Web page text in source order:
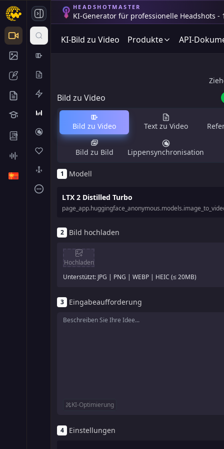
HEADSHOTMASTER
KI-Generator für professionelle Headshots -
KI-Bild zu Video Produkte API-
Bild zu Video
Bild zu Video Text zu Video
Bild zu Bild Lippensynchronisation
1 Modell
LTX 2 Distilled Turbo
2 Bild hochladen
Hochladen
Unterstützt: JPG | PNG | WEBP | HEIC (≤ 20MB)
3 Eingabeaufforderung
KI-Optimierung
4 Einstellungen